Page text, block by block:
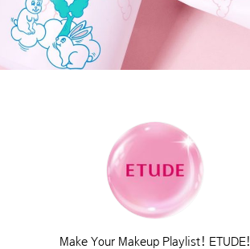
Make Your Makeup Playlist! ETUDE!